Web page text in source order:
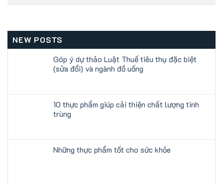
NEW POSTS
Góp ý dự thảo Luật Thuế tiêu thụ đặc biệt
(sửa đổi) và ngành đồ uống
10 thực phẩm giúp cải thiện chất lượng tinh
trùng
Những thực phẩm tốt cho sức khỏe